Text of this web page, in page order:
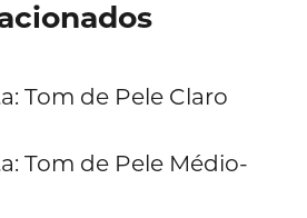
Tom de Pele Claro
Tom de Pele Médio-